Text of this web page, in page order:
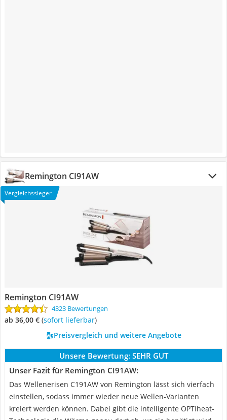
Remington CI91AW
Vergleichssieger
Remington CI91AW
4323 Bewertungen
ab 36,00 € ( Sofort lieferbar)
Preisvergleich und weitere Angebote
Unsere Bewertung: SEHR GUT
Unser Fazit für Remington CI91AW:
Das Wellenerisen C191AW von Remington lässt sich vierfach
einstellen, sodass immer wieder neue Wellen-Varianten
kreiert werden können. Dabei gibt die intelligente OPTIheat-